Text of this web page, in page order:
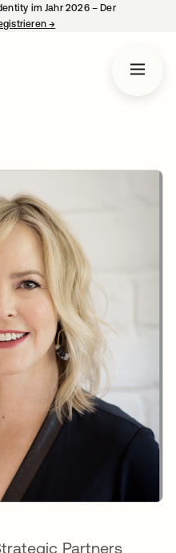
im Jahr 2026 – Der
→
Partners